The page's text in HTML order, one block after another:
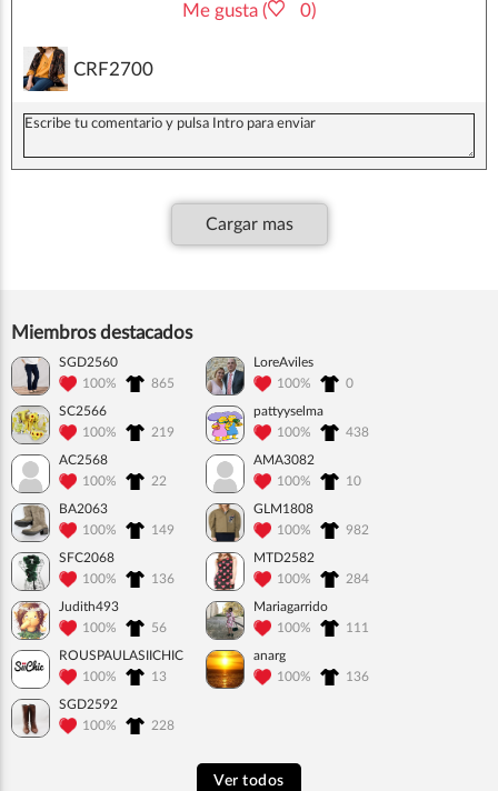
Me gusta ( 0)
CRF2700
Cargar mas
Miembros destacados
SGD2560
100%
865
LoreAviles
100%
0
SC2566
100%
219
pattyyselma
100%
438
AC2568
100%
22
AMA3082
100%
10
BA2063
100%
149
GLM1808
100%
982
SFC2068
100%
136
MTD2582
100%
284
Judith493
100%
56
Mariagarrido
100%
111
ROUSPAULASIICHIC
100%
13
anarg
100%
136
SGD2592
100%
228
Ver todos